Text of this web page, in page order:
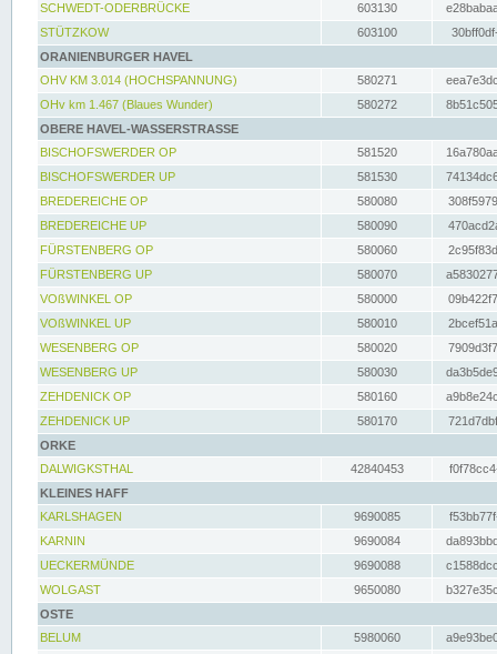
SCHWEDT-ODERBRÜCKE
603130
STÜTZKOW
603100
ORANIENBURGER HAVEL
OHV KM 3.014 (HOCHSPANNUNG)
580271
OHv km 1.467 (Blaues Wunder)
580272
OBERE HAVEL-WASSERSTRASSE
BISCHOFSWERDER OP
581520
BISCHOFSWERDER UP
581530
BREDEREICHE OP
580080
BREDEREICHE UP
580090
FÜRSTENBERG OP
580060
FÜRSTENBERG UP
580070
VOßWINKEL OP
580000
VOßWINKEL UP
580010
WESENBERG OP
580020
WESENBERG UP
580030
ZEHDENICK OP
580160
ZEHDENICK UP
580170
ORKE
DALWIGKSTHAL
42840453
KLEINES HAFF
KARLSHAGEN
9690085
KARNIN
9690084
UECKERMÜNDE
9690088
WOLGAST
9650080
OSTE
BELUM
5980060